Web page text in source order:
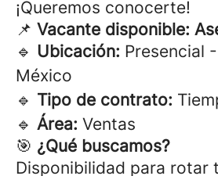
¡Queremos conocerte!
📌 Vacante disponible:
🔹 Ubicación: Presencial
México
🔹 Tipo de contrato:
🔹 Área: Ventas
🎯 ¿Qué buscamos?
Disponibilidad para rotar